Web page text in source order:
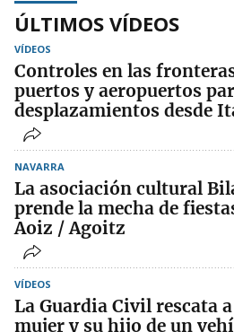
ÚLTIMOS VÍDEOS
VÍDEOS
Controles en las
puertos y aeropuertos
desplazamientos desde
NAVARRA
La asociación cultural
prende la mecha de
Aoiz / Agoitz
VÍDEOS
La Guardia Civil rescata
mujer y su hijo de un